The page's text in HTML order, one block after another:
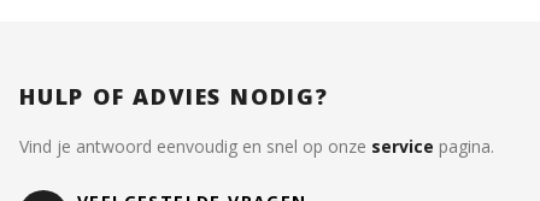
HULP OF ADVIES NODIG?
Vind je antwoord eenvoudig en snel op onze service pagina.